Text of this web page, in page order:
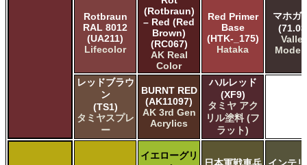
Rotbraun
RAL 8012
(UA211)
Lifecolor
(Rotbraun)
– Red (Red
Brown)
(RC067)
AK Real
Color
Red Primer
Base
(HTK-_175)
Hataka
マホガ
Model
レッドブラウ
ン
(TS1)
タミヤスプレ
ー
BURNT RED
(AK11097)
AK 3rd Gen
Acrylics
ハルレッド
(XF9)
タミヤ アク
リル塗料 (フ
ラット)
イエローグリ